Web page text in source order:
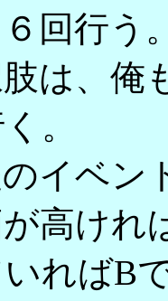
回行う
は、俺
。
イベン
高けれ
ればB